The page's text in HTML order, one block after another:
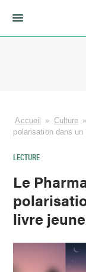
Accueil » Culture »
polarisation dans
LECTURE
Le
livre